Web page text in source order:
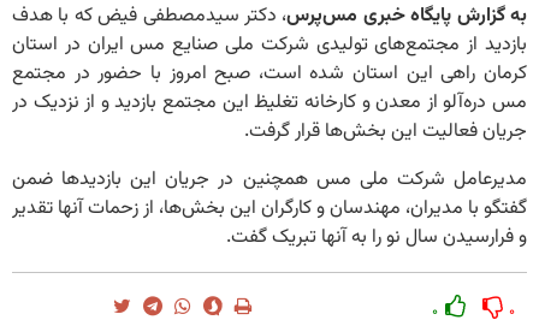
به گزارش پایگاه خبری مس‌پرس، دکتر سیدمصطفی فیض که با هدف
بازدید از مجتمع‌های تولیدی شرکت ملی صنایع مس ایران در استان
کرمان راهی این استان شده است، صبح امروز با حضور در مجتمع
مس دره‌آلو از معدن و کارخانه تغلیظ این مجتمع بازدید و از نزدیک در
جریان فعالیت این بخش‌ها قرار گرفت.
مدیرعامل شرکت ملی مس همچنین در جریان این بازدیدها ضمن
گفتگو با مدیران، مهندسان و کارگران این بخش‌ها، از زحمات آنها تقدیر
و فرارسیدن سال نو را به آنها تبریک گفت.
۰ ۰